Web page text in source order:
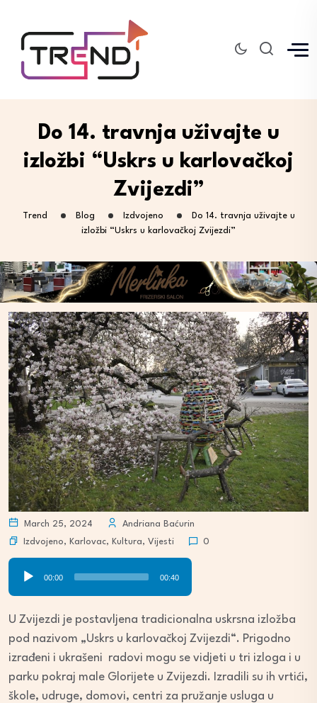
Do 14. travnja uživajte u
izložbi “Uskrs u karlovačkoj
Zvijezdi”
Trend Blog Izdvojeno
Do 14. travnja uživajte u
izložbi “Uskrs u karlovačkoj Zvijezdi”
March 25, 2024
Andriana Baćurin
Izdvojeno, Karlovac, Kultura, Vijesti 0
Audio
Player
00:00 00:40
U Zvijezdi je postavljena tradicionalna uskrsna izložba
pod nazivom „Uskrs u karlovačkoj Zvijezdi“. Prigodno
izrađeni i ukrašeni radovi mogu se vidjeti u tri izloga i u
parku pokraj male Glorijete u Zvijezdi. Izradili su ih vrtići,
škole, udruge, domovi, centri za pružanje usluga u